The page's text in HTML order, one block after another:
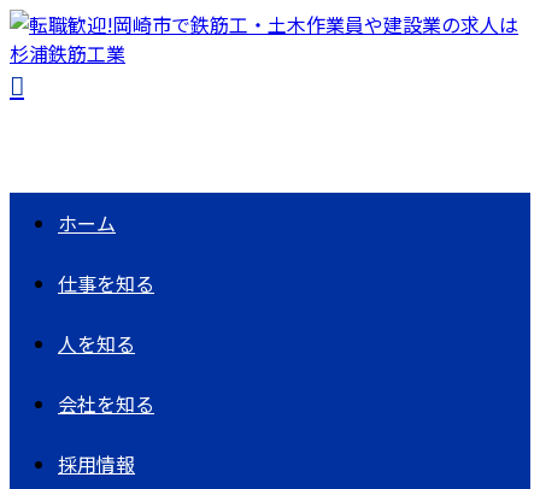
ホーム
仕事を知る
人を知る
会社を知る
採用情報